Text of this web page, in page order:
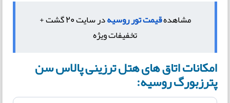
مشاهدهقیمت تور روسیه
در سایت 20 گشت +
تخفیفات ویژه
امکانات اتاق های هتل ترزینی پالاس سن
پترزبورگ روسیه: